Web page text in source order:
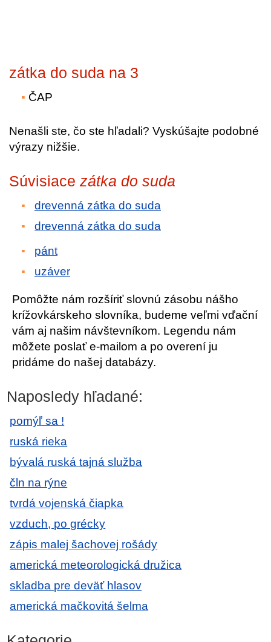
zátka do suda na 3
ČAP
Nenašli ste, čo ste hľadali? Vyskúšajte podobné
výrazy nižšie.
Súvisiace zátka do suda
drevenná zátka do suda
drevenná zátka do suda
pánt
uzáver
Pomôžte nám rozšíriť slovnú zásobu nášho
krížovkárskeho slovníka, budeme veľmi vďační
vám aj našim návštevníkom. Legendu nám
môžete poslať e-mailom a po overení ju
pridáme do našej databázy.
Naposledy hľadané:
pomýľ sa !
ruská rieka
bývalá ruská tajná služba
čln na rýne
tvrdá vojenská čiapka
vzduch, po grécky
zápis malej šachovej rošády
americká meteorologická družica
skladba pre deväť hlasov
americká mačkovitá šelma